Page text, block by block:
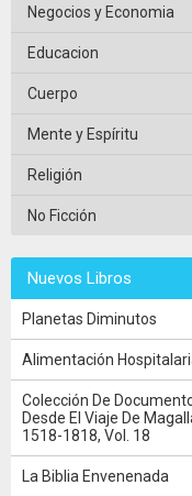
Negocios y Economia
Educacion
Cuerpo
Mente y Espíritu
Religión
No Ficción
Nuevos Libros
Planetas Diminutos
Alimentación
Colección De
Desde El Viaje De
1518-1818, Vol. 18
La Biblia Envenenada